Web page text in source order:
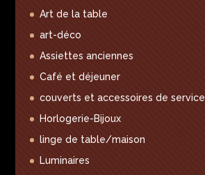
Art de la table
art-déco
Assiettes anciennes
Café et déjeuner
couverts et accessoires de service
Horlogerie-Bijoux
linge de table/maison
Luminaires